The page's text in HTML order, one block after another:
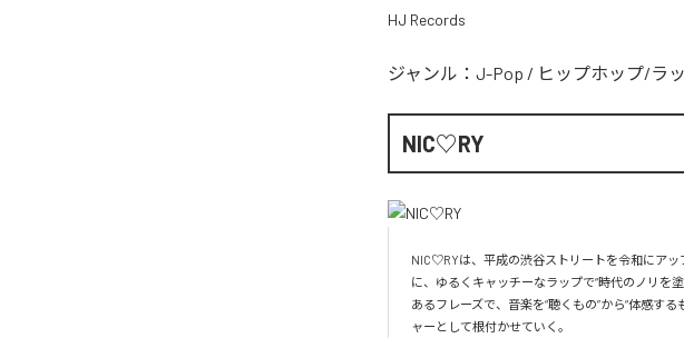
HJ Records
ジャンル： J-Pop / ヒップホップ/ラ
NIC♡RY
NIC♡RYは、平成の渋谷ストリートを令和にアッ
に、ゆるくキャッチーなラップで“時代のノリを
あるフレーズで、音楽を“聴くもの”から“体感す
ャーとして根付かせていく。